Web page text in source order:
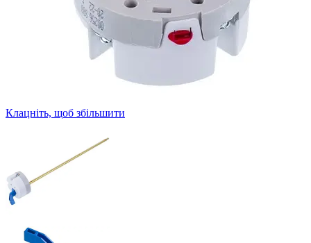
Клацніть, щоб збільшити